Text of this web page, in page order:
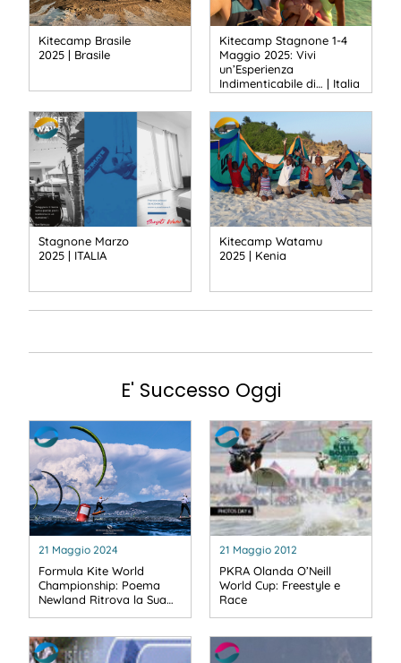
Kitecamp Brasile
2025 | Brasile
Kitecamp Stagnone 1-4
Maggio 2025: Vivi
un’Esperienza
Indimenticabile di… | Italia
Stagnone Marzo
2025 | ITALIA
Kitecamp Watamu
2025 | Kenia
E' Successo Oggi
21 Maggio 2024
Formula Kite World
Championship: Poema
Newland Ritrova la Sua…
21 Maggio 2012
PKRA Olanda O’Neill
World Cup: Freestyle e
Race